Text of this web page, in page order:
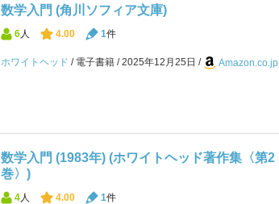
数学入門 (角川ソフィア文庫)
6人 4.00 1件
ホワイトヘッド 電子書籍 2025年12月25日 Amazon.co.jp
数学入門 (1983年) (ホワイトヘッド著作集〈第2
巻〉)
4 人 4.00 1件